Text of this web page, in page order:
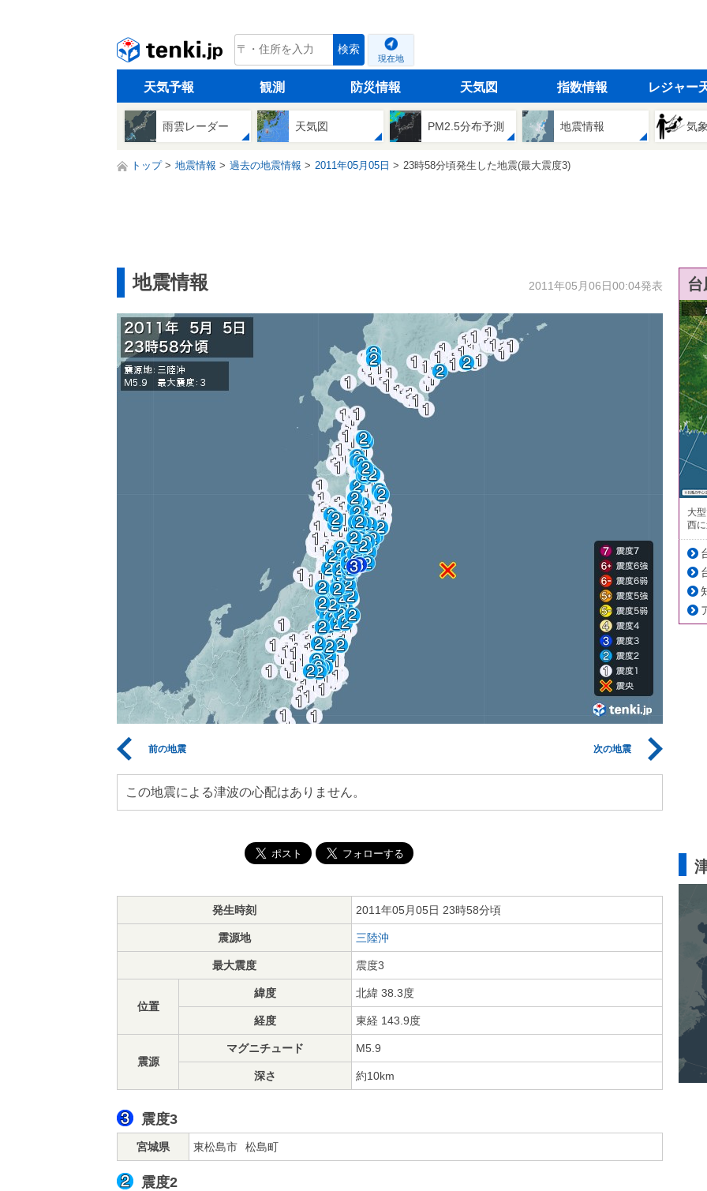
tenki.jp 検索
現在地
天気予報 観測 防災情報 天気図 指数情報 レジャー
雨雲レーダー 天気図 PM2.5分布予測 地震情報 気
トップ 地震情報 過去の地震情報 2011年05月05日 23時58分頃発生した地震(最大震度3)
地震情報 2011年05月06日00:04発表
前の地震 次の地震
この地震による津波の心配はありません。
発生時刻 2011年05月05日 23時58分頃
震源地 三陸沖
最大震度 震度3
位置
緯度 北緯 38.3度
経度 東経 143.9度
震源
マグニチュード M5.9
深さ 約10km
震度3
宮城県 東松島市 松島町
震度2
大
西